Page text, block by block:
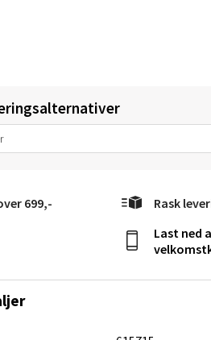
699,- Rask
Last ned